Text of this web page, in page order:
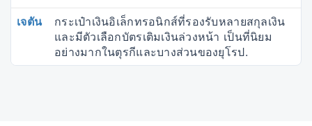
เจตัน
กระเป๋าเงินอิเล็กทรอนิกส์ที่รองรับหลายสกุลเงิน
และมีตัวเลือกบัตรเติมเงินล่วงหน้า เป็นที่นิยม
อย่างมากในตุรกีและบางส่วนของยุโรป.